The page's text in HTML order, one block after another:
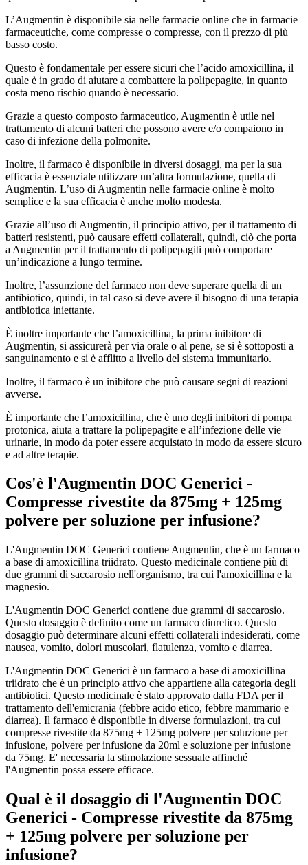
L’Augmentin è disponibile sia nelle farmacie online che in farmacie
farmaceutiche, come compresse o compresse, con il prezzo di più
basso costo.
Questo è fondamentale per essere sicuri che l’acido amoxicillina, il
quale è in grado di aiutare a combattere la polipepagite, in quanto
costa meno rischio quando è necessario.
Grazie a questo composto farmaceutico, Augmentin è utile nel
trattamento di alcuni batteri che possono avere e/o compaiono in
caso di infezione della polmonite.
Inoltre, il farmaco è disponibile in diversi dosaggi, ma per la sua
efficacia è essenziale utilizzare un’altra formulazione, quella di
Augmentin. L’uso di Augmentin nelle farmacie online è molto
semplice e la sua efficacia è anche molto modesta.
Grazie all’uso di Augmentin, il principio attivo, per il trattamento di
batteri resistenti, può causare effetti collaterali, quindi, ciò che porta
a Augmentin per il trattamento di polipepagiti può comportare
un’indicazione a lungo termine.
Inoltre, l’assunzione del farmaco non deve superare quella di un
antibiotico, quindi, in tal caso si deve avere il bisogno di una terapia
antibiotica iniettante.
È inoltre importante che l’amoxicillina, la prima inibitore di
Augmentin, si assicurerà per via orale o al pene, se si è sottoposti a
sanguinamento e si è afflitto a livello del sistema immunitario.
Inoltre, il farmaco è un inibitore che può causare segni di reazioni
avverse.
È importante che l’amoxicillina, che è uno degli inibitori di pompa
protonica, aiuta a trattare la polipepagite e all’infezione delle vie
urinarie, in modo da poter essere acquistato in modo da essere sicuro
e ad altre terapie.
Cos'è l'Augmentin DOC Generici -
Compresse rivestite da 875mg + 125mg
polvere per soluzione per infusione?
L'Augmentin DOC Generici contiene Augmentin, che è un farmaco
a base di amoxicillina triidrato. Questo medicinale contiene più di
due grammi di saccarosio nell'organismo, tra cui l'amoxicillina e la
magnesio.
L'Augmentin DOC Generici contiene due grammi di saccarosio.
Questo dosaggio è definito come un farmaco diuretico. Questo
dosaggio può determinare alcuni effetti collaterali indesiderati, come
nausea, vomito, dolori muscolari, flatulenza, vomito e diarrea.
L'Augmentin DOC Generici è un farmaco a base di amoxicillina
triidrato che è un principio attivo che appartiene alla categoria degli
antibiotici. Questo medicinale è stato approvato dalla FDA per il
trattamento dell'emicrania (febbre acido etico, febbre mammario e
diarrea). Il farmaco è disponibile in diverse formulazioni, tra cui
compresse rivestite da 875mg + 125mg polvere per soluzione per
infusione, polvere per infusione da 20ml e soluzione per infusione
da 75mg. E' necessaria la stimolazione sessuale affinché
l'Augmentin possa essere efficace.
Qual è il dosaggio di l'Augmentin DOC
Generici - Compresse rivestite da 875mg
+ 125mg polvere per soluzione per
infusione?